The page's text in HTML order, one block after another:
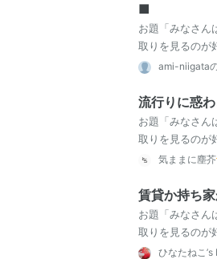
■
お題「みなさん
取りを見るのが
さんはどちらで
ami-niigata
流行りに惑
お題「みなさん
取りを見るのが
さんはどちらで
気ままに塵芥
賃貸か持ち
お題「みなさん
取りを見るのが
さんはどちらで
ひなたねこ’s